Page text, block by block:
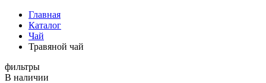
Главная
Каталог
Чай
Травяной чай
фильтры
В наличии